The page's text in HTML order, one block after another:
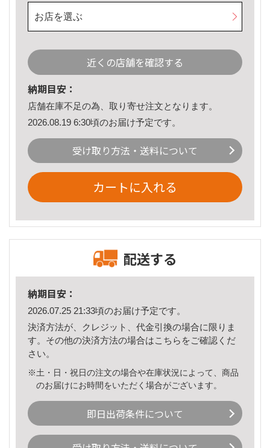
お店を選ぶ
近くの店舗を確認する
納期目安：
店舗在庫不足の為、取り寄せ注文となります。
2026.08.19 6:30頃のお届け予定です。
受け取り方法・送料について
カートに入れる
配送する
納期目安：
2026.07.25 21:33頃のお届け予定です。
決済方法が、クレジット、代金引換の場合に限りま
す。その他の決済方法の場合はこちら をご確認くだ
さい。
※土・日・祝日の注文の場合や在庫状況によって、商品
のお届けにお時間をいただく場合がございます。
即日出荷条件について